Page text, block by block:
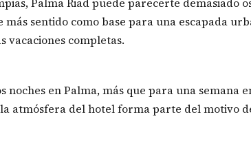
más sentido como base para una escapada
vacaciones completas.
noches en Palma, más que para una semana
atmósfera del hotel forma parte del motivo